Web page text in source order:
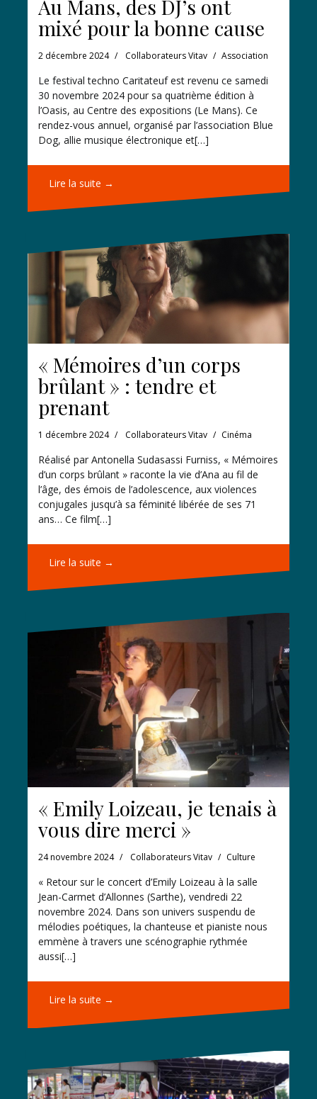
Au Mans, des DJ’s ont
mixé pour la bonne cause
2 décembre 2024 Collaborateurs Vitav Association
Le festival techno Caritateuf est revenu ce samedi
30 novembre 2024 pour sa quatrième édition à
l’Oasis, au Centre des expositions (Le Mans). Ce
rendez-vous annuel, organisé par l’association Blue
Dog, allie musique électronique et[…]
Lire la suite →
« Mémoires d’un corps
brûlant » : tendre et
prenant
1 décembre 2024 Collaborateurs Vitav Cinéma
Réalisé par Antonella Sudasassi Furniss, « Mémoires
d’un corps brûlant » raconte la vie d’Ana au fil de
l’âge, des émois de l’adolescence, aux violences
conjugales jusqu’à sa féminité libérée de ses 71
ans… Ce film[…]
Lire la suite →
« Emily Loizeau, je tenais à
vous dire merci »
24 novembre 2024 Collaborateurs Vitav Culture
« Retour sur le concert d’Emily Loizeau à la salle
Jean-Carmet d’Allonnes (Sarthe), vendredi 22
novembre 2024. Dans son univers suspendu de
mélodies poétiques, la chanteuse et pianiste nous
emmène à travers une scénographie rythmée
aussi[…]
Lire la suite →